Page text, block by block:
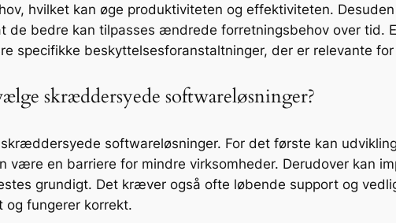
hvilket kan øge produktiviteten og effektiviteten.
de bedre kan tilpasses ændrede forretningsbehov over
specifikke beskyttelsesforanstaltninger, der er relevante
skræddersyede softwareløsninger?
softwareløsninger. For det første kan
være en barriere for mindre virksomheder. Derudover kan
grundigt. Det kræver også ofte løbende support og
fungerer korrekt.